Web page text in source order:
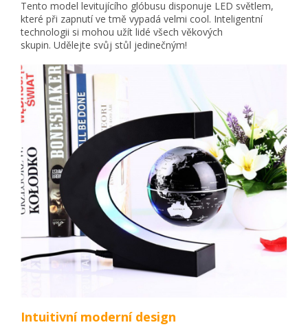
Tento model levitujícího glóbusu disponuje LED světlem,
které při zapnutí ve tmě vypadá velmi cool. Inteligentní
technologii si mohou užít lidé všech věkových
skupin. Udělejte svůj stůl jedinečným!
Intuitivní moderní design